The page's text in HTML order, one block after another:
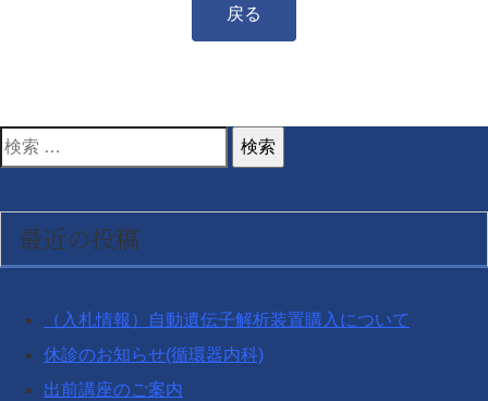
戻る
検
対
象:最近の投稿
（入札情報）自動遺伝子解析装置購入について
休診のお知らせ(循環器内科)
出前講座のご案内